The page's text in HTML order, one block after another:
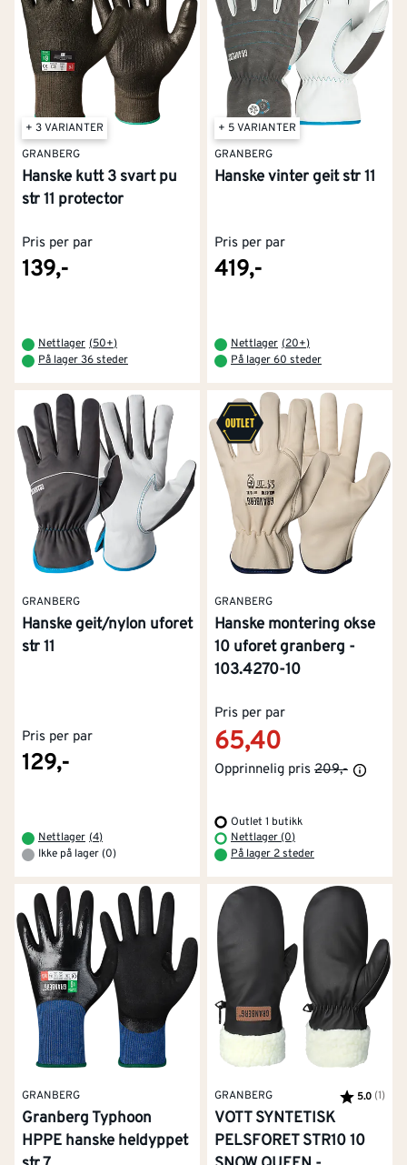
+ 3 VARIANTER
GRANBERG
Hanske kutt 3 svart pu
str 11 protector
Pris per par
139,-
Nettlager (50+)
På lager 36 steder
+ 5 VARIANTER
GRANBERG
Hanske vinter geit str 11
Pris per par
419,-
Nettlager (20+)
På lager 60 steder
GRANBERG
Hanske geit/nylon uforet
str 11
Pris per par
129,-
Nettlager (4)
Ikke på lager (0)
GRANBERG
Hanske montering okse
10 uforet granberg -
103.4270-10
Pris per par
65,40
Opprinnelig pris 209,-
Outlet 1 butikk
Nettlager (0)
På lager 2 steder
GRANBERG
Granberg Typhoon
HPPE hanske heldyppet
GRANBERG Karakter:
5.0 (1)
VOTT SYNTETISK
PELSFORET STR10 10